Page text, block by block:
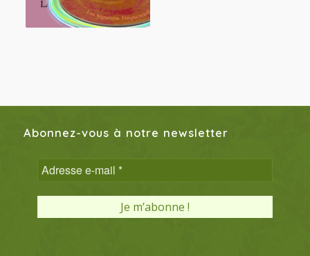
Abonnez-vous à notre newsletter